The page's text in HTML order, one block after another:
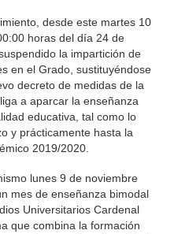
desde este martes 10
horas del día 24 de
la impartición de
en el Grado, sustituyéndose
decreto de medidas de la
a aparcar la enseñanza
educativa, tal como lo
y prácticamente hasta la
2019/2020.
lunes 9 de noviembre
mes de enseñanza bimodal
Universitarios Cardenal
que combina la formación